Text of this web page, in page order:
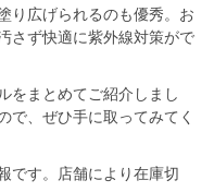
り広げられるのも優秀。お
さず快適に紫外線対策がで
をまとめてご紹介しまし
で、ぜひ手に取ってみてく
です。店舗により在庫切